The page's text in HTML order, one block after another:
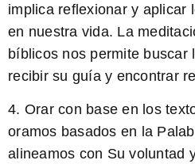
implica reflexionar y aplicar
en nuestra vida. La
bíblicos nos permite buscar
recibir su guía y encontrar
4. Orar con base en los
oramos basados en la
alineamos con Su voluntad